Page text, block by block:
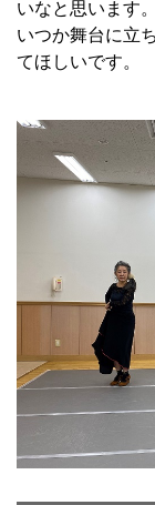
いなと思います。
いつか舞台に立
てほしいです。